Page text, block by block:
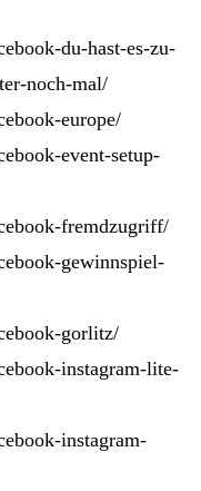
du-hast-es-zu-
noch-mal/
europe/
event-setup-
fremdzugriff/
gewinnspiel-
gorlitz/
instagram-lite-
instagram-